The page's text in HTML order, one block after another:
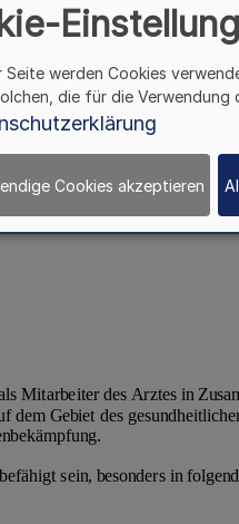
werden Cookies
die für die
Cookies akzeptieren